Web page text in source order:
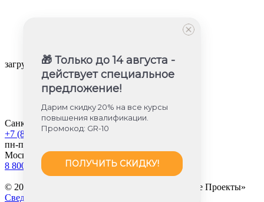
загрузка карты...
Санкт-Петербург
+7 (812) 605-85-58
пн-пт с 9:00 до 18:00
Москва
8 800 350-45-56
© 2013-2026 «Международные Образовательные Проекты»
Сведения об образовательной организации
🎁 Только до 14 августа -
действует специальное
предложение!
Дарим скидку 20% на все курсы
повышения квалификации.
Промокод: GR-10
ПОЛУЧИТЬ СКИДКУ!